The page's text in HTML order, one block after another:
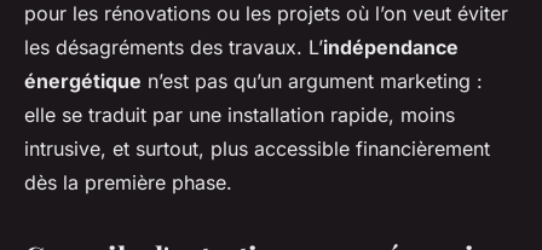
pour les rénovations ou les projets où l’on veut éviter
les désagréments des travaux. L’indépendance
énergétique n’est pas qu’un argument marketing :
elle se traduit par une installation rapide, moins
intrusive, et surtout, plus accessible financièrement
dès la première phase.